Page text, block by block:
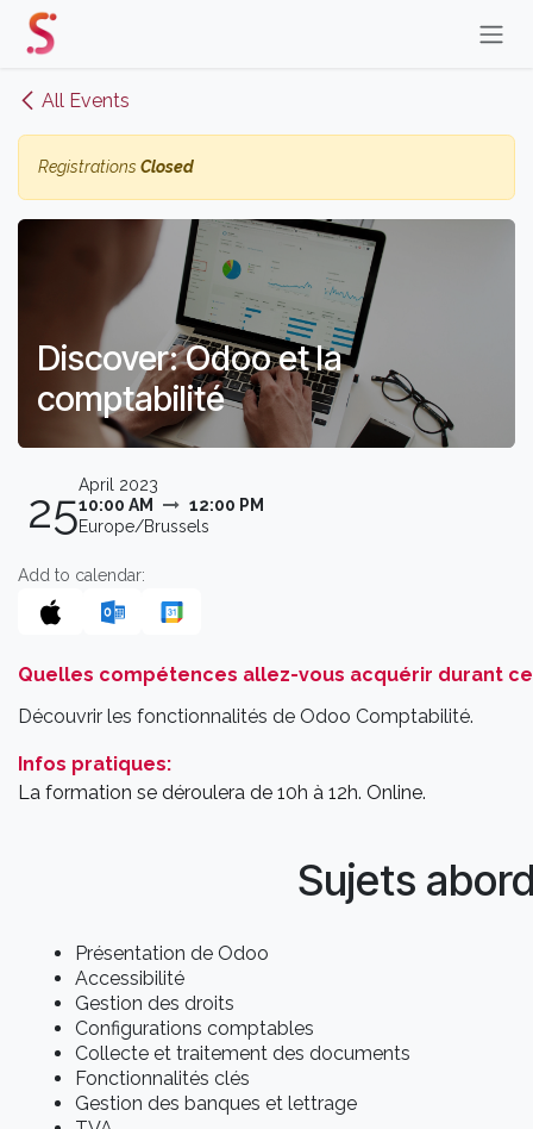
Skip to Content
All Events
Registrations Closed
Discover: Odoo et la
comptabilité
25April 2023
10:00 AM
12:00 PM
Europe/Brussels
Add to calendar:
Quelles compétences allez-vous acquérir durant
Découvrir les fonctionnalités de Odoo Comptabilité.
Infos pratiques:
La formation se déroulera de 10h à 12h. Online.
Sujets
Présentation de Odoo
Accessibilité
Gestion des droits
Configurations comptables
Collecte et traitement des documents
Fonctionnalités clés
Gestion des banques et lettrage